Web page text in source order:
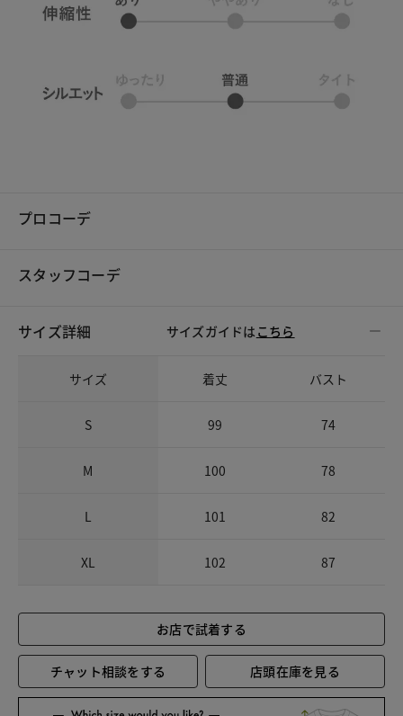
プロコーデ
スタッフコーデ
サイズ詳細 サイズガイドは こちら
サイズ 着丈 バスト
S 99 74
M 100 78
L 101 82
XL 102 87
お店で試着する
チャット相談をする 店頭在庫を見る